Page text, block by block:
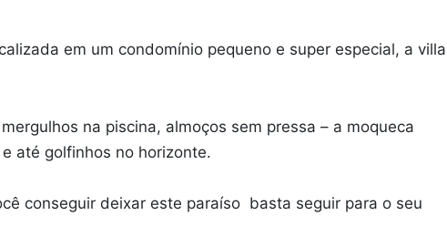
em um condomínio pequeno e super especial, a villa
na piscina, almoços sem pressa – a moqueca
até golfinhos no horizonte.
conseguir deixar este paraíso basta seguir para o seu